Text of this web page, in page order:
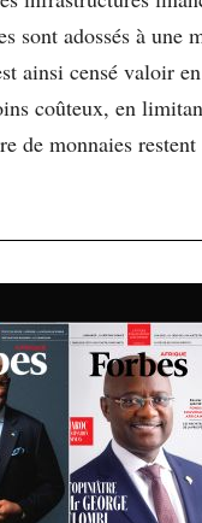
sont adossés à
ainsi censé valoir
coûteux, en
de monnaies